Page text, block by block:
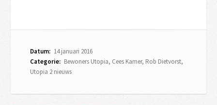
Datum: 14 januari 2016
Categorie: Bewoners Utopia, Cees Kamer, Rob Dietvorst,
Utopia 2 nieuws